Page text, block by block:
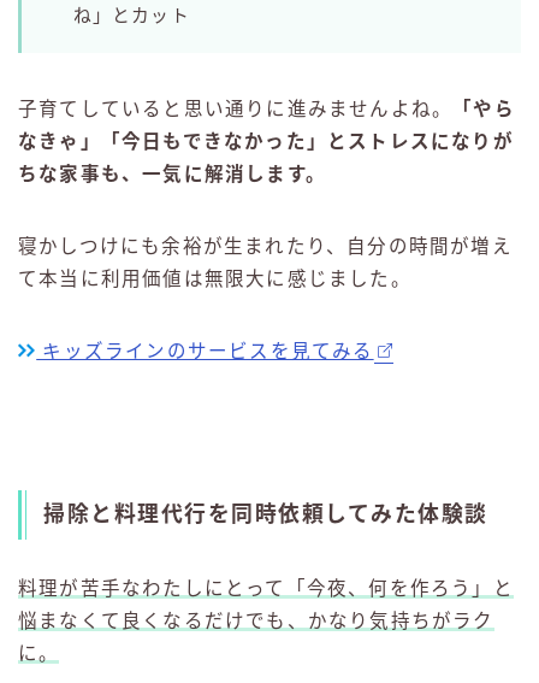
ね」とカット
子育てしていると思い通りに進みませんよね。
「やら
なきゃ」「今日もできなかった」とストレスになりが
ちな家事も、一気に解消します。
寝かしつけにも余裕が生まれたり、自分の時間が増え
て本当に利用価値は無限大に感じました。
キッズラインのサービスを見てみる
掃除と料理代行を同時依頼してみた体験談
料理が苦手なわたしにとって「今夜、何を作ろう」と
悩まなくて良くなるだけでも、かなり気持ちがラク
に。